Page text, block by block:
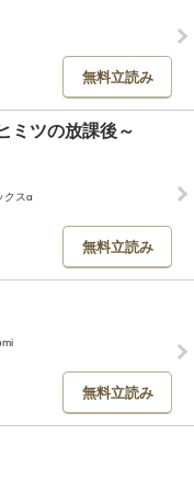
無料立読み
ミツの放課後～
クスα
無料立読み
無料立読み